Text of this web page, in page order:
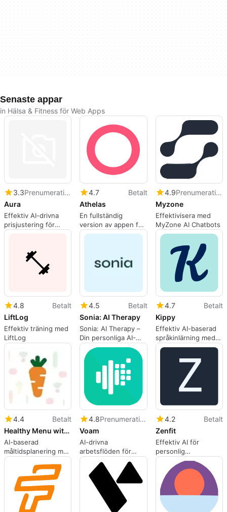
Senaste appar
in Hälsa & Fitness för Web Apps
3.3
Prenumeration
Aura
Effektiv AI-drivna
prisjustering för
Amazon
4.7
Betalt
Athelas
En fullständig
version av appen för
webbappar, av
4.9
Prenumeration
Myzone
Effektivisera med
MyZone AI Chatbots
4.8
Betalt
LiftLog
Effektiv träning med
LiftLog
4.5
Betalt
Sonia: AI Therapy
Sonia: AI Therapy –
Din personliga AI-
terapeut
4.7
Betalt
Kippy
Effektiv AI-baserad
språkinlärning med
Kippy
4.4
Betalt
Healthy Menu with AI GPT
AI-baserad
måltidsplanering med
Healthy Menu
4.8
Prenumeration
Voam
AI-drivna
arbetsflöden för
ökad produktivitet
4.2
Betalt
Zenfit
Effektiv AI för
personlig
styrketräning